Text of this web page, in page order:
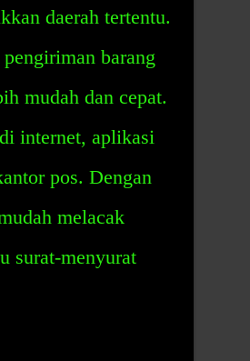
daerah tertentu.
barang
mudah dan cepat.
internet, aplikasi
pos. Dengan
melacak
surat-menyurat